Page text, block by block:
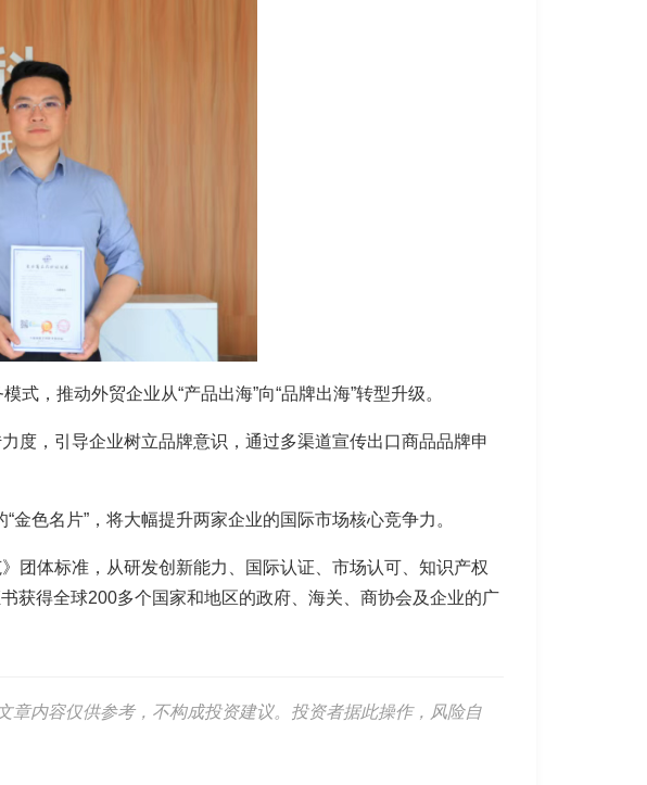
，推动外贸企业从“产品出海”向“品牌出海”转型升级。
度，引导企业树立品牌意识，通过多渠道宣传出口商品品牌申
色名片”，将大幅提升两家企业的国际市场核心竞争力。
团体标准，从研发创新能力、国际认证、市场认可、知识产权
获得全球200多个国家和地区的政府、海关、商协会及企业的广
内容仅供参考，不构成投资建议。投资者据此操作，风险自